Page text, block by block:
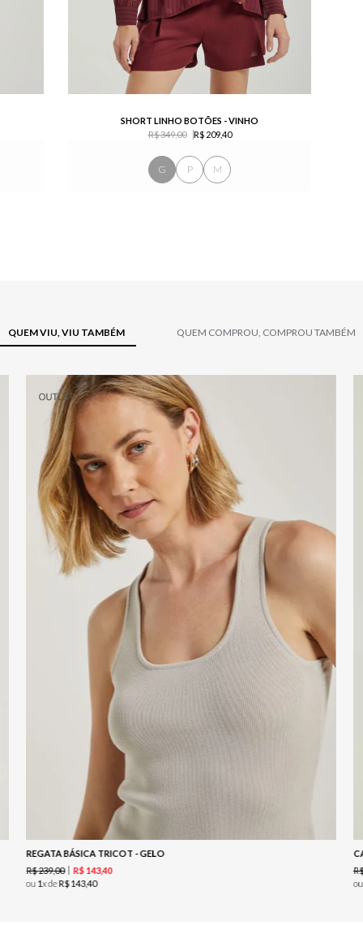
SHORT LINHO BOTÕES - VINHO
R$ 349,00
R$ 209,40
G P M
QUEM VIU, VIU TAMBÉM QUEM COMPROU, COMPROU TAMBÉM
REGATA BÁSICA TRICOT - GELO
R$239,00 R$ 143,40
ou 1x deR$143,40
ou